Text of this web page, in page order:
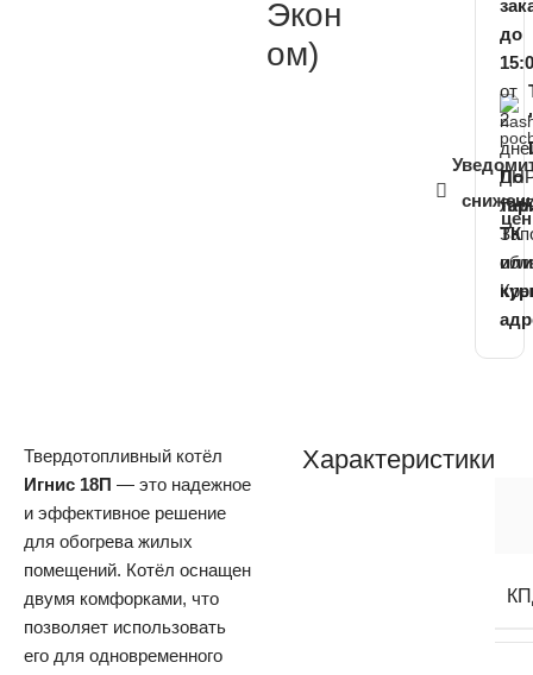
Экон
ом)
до
от
2
По
ТК
или
Твердотопливный котёл
Игнис 18П — это надежное
и эффективное решение
для обогрева жилых
помещений. Котёл оснащен
двумя комфорками, что
позволяет использовать
его для одновременного
Характеристики